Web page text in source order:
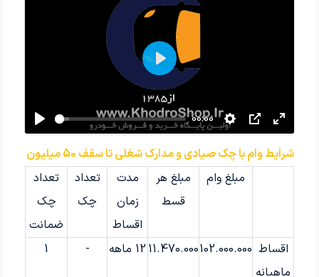
00:00
شروع
شرایط وام با چک صیادی و مدارک شغلی تا سقف 50 میلیون
مبلغ وام
مبلغ هر
قسط
مدت
زمان
اقساط
تعداد
چک
تعداد
چک
ضمانت
اقساط
ماهیانه
102.000.000
11.470.00012 ماهه -
1